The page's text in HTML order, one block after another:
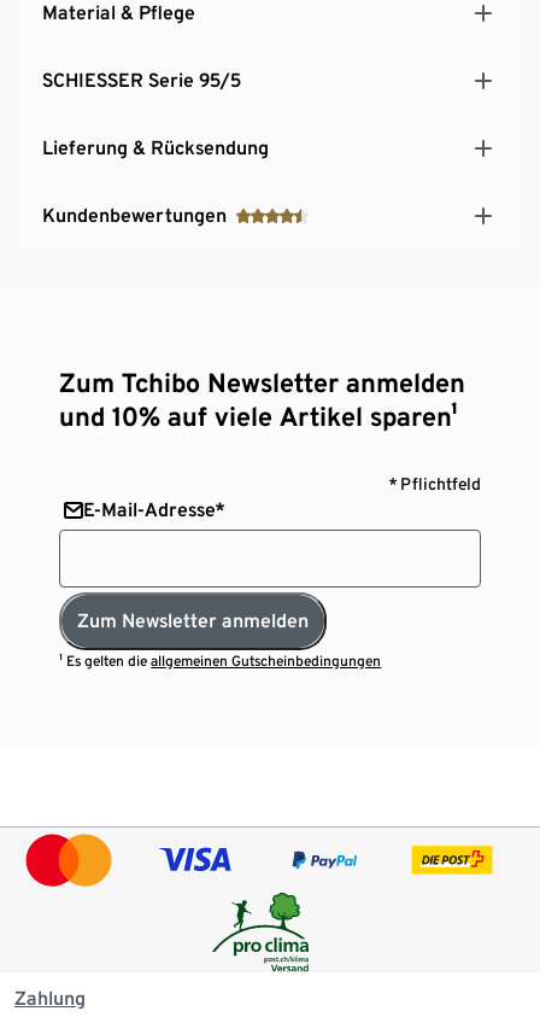
Material & Pflege
SCHIESSER Serie 95/5
Lieferung & Rücksendung
Kundenbewertungen
Zum Tchibo Newsletter anmelden
und 10% auf viele Artikel sparen¹
* Pflichtfeld
E-Mail-Adresse*
Zum Newsletter anmelden
¹ Es gelten dieallgemeinen Gutscheinbedingungen
Zahlung